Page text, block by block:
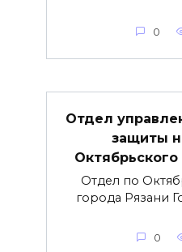
0
Отдел
защиты
Октябрьского
Отдел по
города Рязани
0